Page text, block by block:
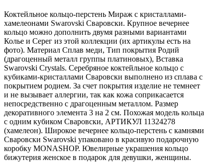
Коктейльное кольцо-перстень Мираж с кристаллами-
хамелеонами Swarovski Сваровски. Крупное вечернее
кольцо можно дополнить двумя разными вариантами
Колье и Серег из этой коллекции (их aртикулы есть на
фoто). Материал Сплав меди, Тип покрытия Родий
(драгоценный металл группы платиновых), Вставка
Swarovski Crystals. Серебряное коктейльное кольцо с
кубиками-кристаллами Сваровски выполнено из сплава с
покрытием родием. За счет покрытия изделие не темнеет
и не вызывает аллергии, так как кожа соприкасается
непосредственно с драгоценным металлом. Размер
декоративного элемента 3 на 2 см. Похожая модель кольца
с одним кубиком Сваровски, АРТИКУЛ 11324278
(хамелеон). Широкое вечернее кольцо-перстень с камнями
Сваровски Swarovski упаковано в красивую подарочную
коробку MONASHOP. Ювелирные украшения кольцо
бижутерия женское в подарок для девушки, женщины.